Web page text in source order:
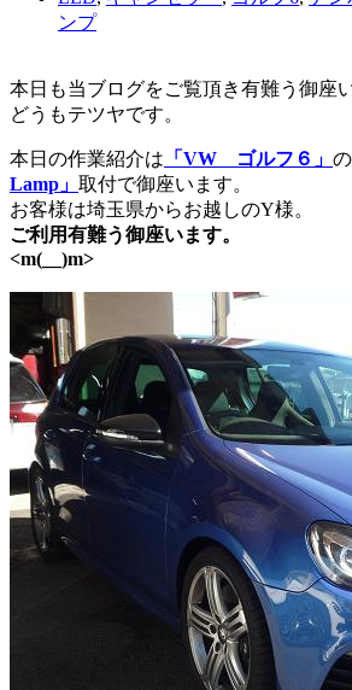
ンプ
本日も当ブログをご覧頂き有難う御座
どうもテツヤです。
本日の作業紹介は 「VW ゴルフ６」 の
Lamp」 取付で御座います。
お客様は埼玉県からお越しのY様。
ご利用有難う御座います。
<m(__)m>